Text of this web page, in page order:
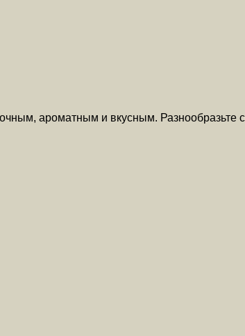
ароматным и вкусным.